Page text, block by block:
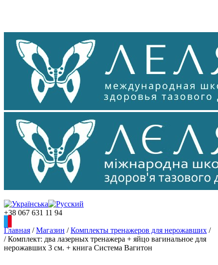
+38 067 631 11 94
Главная / Магазин / Комплекты тренажеров для нерожавших /
/ Комплект: два лазерных тренажера + яйцо вагинальное для
нерожавших 3 см. + книга Система Вагитон